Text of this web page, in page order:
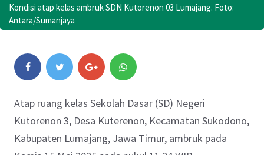
Kondisi atap kelas ambruk SDN Kutorenon 03 Lumajang. Foto:
Antara/Sumanjaya
Atap ruang kelas Sekolah Dasar (SD) Negeri
Kutorenon 3, Desa Kuterenon, Kecamatan Sukodono,
Kabupaten Lumajang, Jawa Timur, ambruk pada